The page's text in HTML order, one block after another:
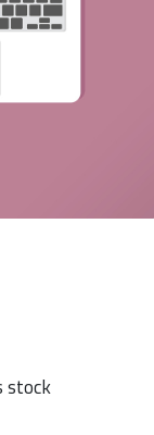
stock